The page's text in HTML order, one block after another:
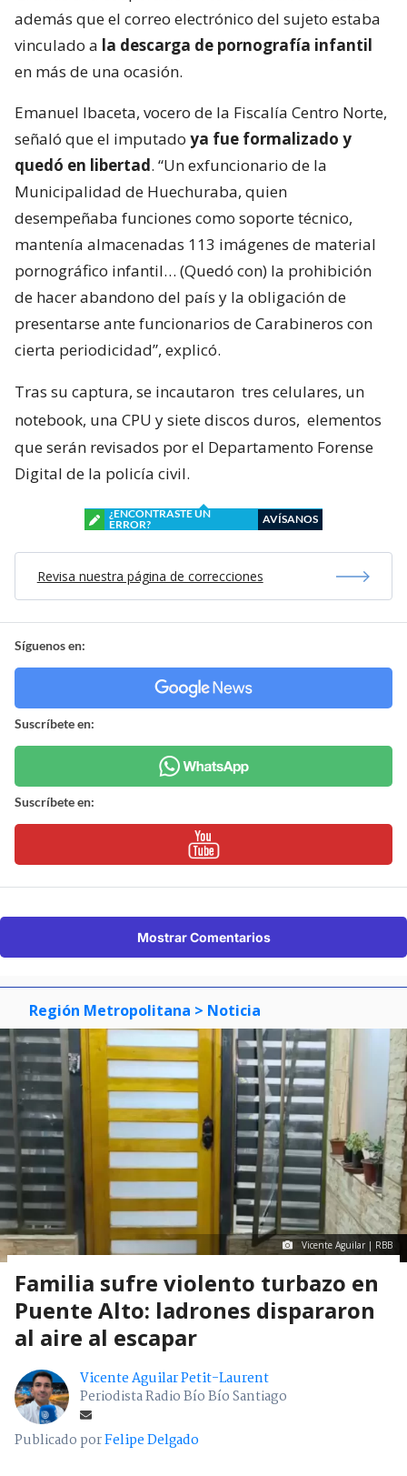
además que el correo electrónico del sujeto estaba
vinculado a la descarga de pornografía infantil
en más de una ocasión.
Emanuel Ibaceta, vocero de la Fiscalía Centro Norte,
señaló que el imputado ya fue formalizado y
quedó en libertad. “Un exfuncionario de la
Municipalidad de Huechuraba, quien
desempeñaba funciones como soporte técnico,
mantenía almacenadas 113 imágenes de material
pornográfico infantil… (Quedó con) la prohibición
de hacer abandono del país y la obligación de
presentarse ante funcionarios de Carabineros con
cierta periodicidad”, explicó.
Tras su captura, se incautaron tres celulares, un
notebook, una CPU y siete discos duros, elementos
que serán revisados por el Departamento Forense
Digital de la policía civil.
¿ENCONTRASTE UN
ERROR?
AVÍSANOS
Revisa nuestra página de correcciones
Síguenos en:
Suscríbete en:
Suscríbete en:
Mostrar Comentarios
Región Metropolitana > Noticia
Vicente Aguilar | RBB
Familia sufre violento turbazo en
Puente Alto: ladrones dispararon
al aire al escapar
Vicente Aguilar Petit-Laurent
Periodista Radio Bío Bío Santiago
Publicado porFelipe Delgado